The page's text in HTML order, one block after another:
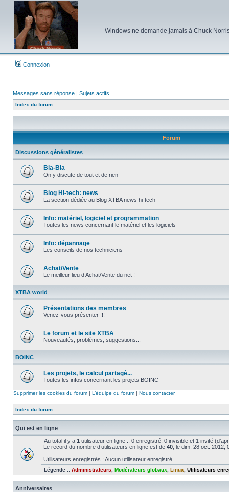
Windows ne demande jamais à Chuck
Connexion
Messages sans réponse | Sujets actifs
Index du forum
Forum
Discussions généralistes
message
non
Bla-Bla
On y discute de tout et de rien
message
non
Blog Hi-tech: news
La section dédiée au Blog XTBA news hi-tech
message
non
Info: matériel, logiciel et programmation
Toutes les news concernant le matériel et les logiciels
message
non
Info: dépannage
Les conseils de nos techniciens
message
non
lu
Achat/Vente
Le meilleur lieu d’Achat/Vente du net !
XTBA world
message
non
Présentations des membres
Venez-vous présenter !!!
message
lu
Le forum et le site XTBA
Nouveautés, problèmes, suggestions...
BOINC
message
Les projets, le calcul partagé...
Toutes les infos concernant les projets BOINC
Supprimer les cookies du forum | L’équipe du forum | Nous contacter
Index du forum
Qui est en ligne
Au total il y a 1 utilisateur en ligne :: 0 enregistré, 0 invisible et 1 invité
Le record du nombre d’utilisateurs en ligne est de 40 , le dim. 28 oct. 2012,
Utilisateurs enregistrés : Aucun utilisateur enregistré
Légende :: Administrateurs Modérateurs globaux Linux Utilisateurs
Anniversaires